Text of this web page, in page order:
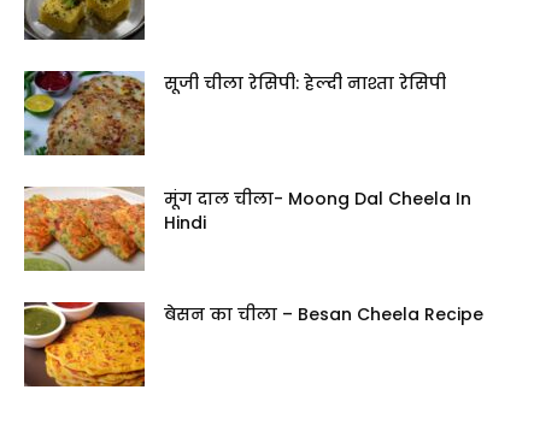
सूजी चीला रेसिपी: हेल्दी नाश्ता रेसिपी
मूंग दाल चीला- Moong Dal Cheela In
Hindi
बेसन का चीला – Besan Cheela Recipe